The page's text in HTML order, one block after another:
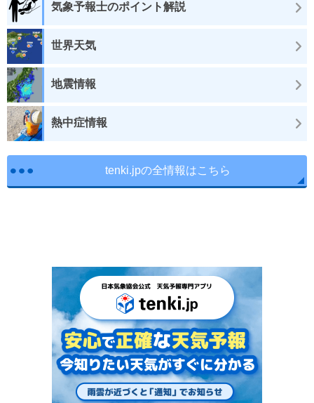
気象予報士のポイント解説
世界天気
地震情報
熱中症情報
tenki.jpの全情報はこちら